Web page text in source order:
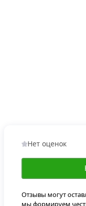
Нет оценок
Отзывы могут
мы формируем